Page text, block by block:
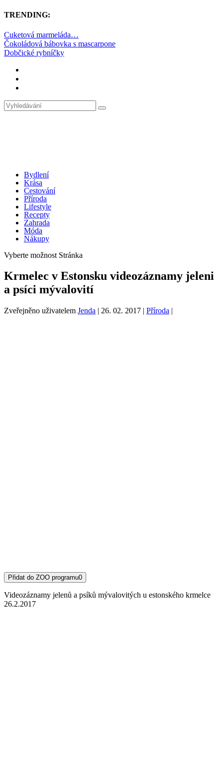
TRENDING:
Cuketová marmeláda…
Čokoládová bábovka s mascarpone
Dobčické rybníčky
Bydlení
Krása
Cestování
Příroda
Lifestyle
Recepty
Zahrada
Móda
Nákupy
Vyberte možnost Stránka
Krmelec v Estonsku videozáznamy jeleni
a psíci mývalovití
Zveřejněno uživatelem Jenda | 26. 02. 2017 | Příroda |
Přidat do ZOO programu0
Videozáznamy jelenů a psíků mývalovitých u estonského krmelce
26.2.2017